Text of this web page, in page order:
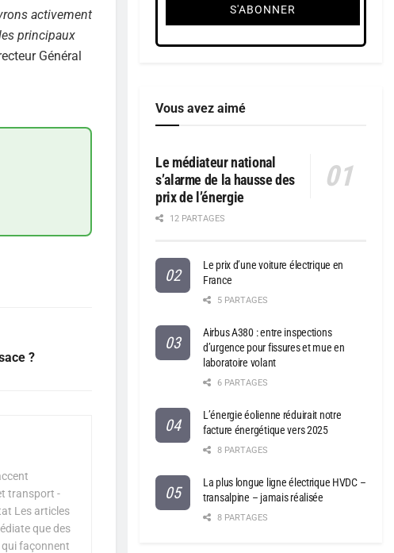
activement
principaux
Général
?
transport -
Les articles
que des
façonnent
Vous avez aimé
Le médiateur national
s’alarme de la hausse des
prix de l’énergie
12 PARTAGES
Le prix d’une voiture électrique en
France
5 PARTAGES
Airbus A380 : entre inspections
d’urgence pour fissures et mue en
laboratoire volant
6 PARTAGES
L’énergie éolienne réduirait notre
facture énergétique vers 2025
8 PARTAGES
La plus longue ligne électrique HVDC –
transalpine – jamais réalisée
8 PARTAGES